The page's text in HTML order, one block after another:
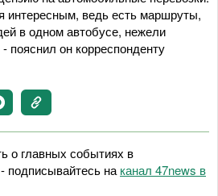
интересным, ведь есть маршруты,
в одном автобусе, нежели
пояснил он корреспонденту
о главных событиях в
подписывайтесь на канал 47news в